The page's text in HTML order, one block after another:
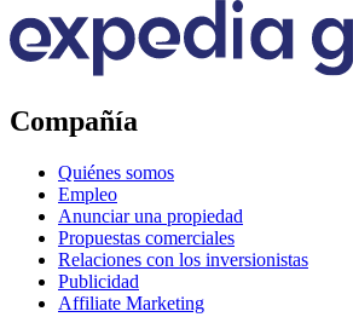
Compañía
Quiénes somos
Empleo
Anunciar una propiedad
Propuestas comerciales
Relaciones con los inversionistas
Publicidad
Affiliate Marketing